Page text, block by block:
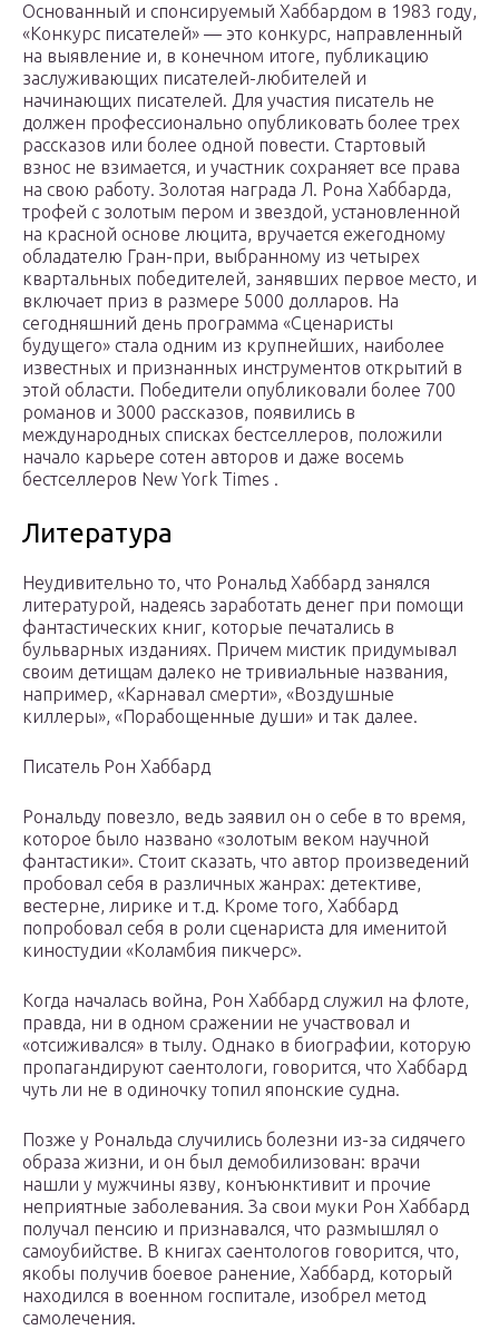
Основанный и спонсируемый Хаббардом в 1983 году,
«Конкурс писателей» — это конкурс, направленный
на выявление и, в конечном итоге, публикацию
заслуживающих писателей-любителей и
начинающих писателей. Для участия писатель не
должен профессионально опубликовать более трех
рассказов или более одной повести. Стартовый
взнос не взимается, и участник сохраняет все права
на свою работу. Золотая награда Л. Рона Хаббарда,
трофей с золотым пером и звездой, установленной
на красной основе люцита, вручается ежегодному
обладателю Гран-при, выбранному из четырех
квартальных победителей, занявших первое место, и
включает приз в размере 5000 долларов. На
сегодняшний день программа «Сценаристы
будущего» стала одним из крупнейших, наиболее
известных и признанных инструментов открытий в
этой области. Победители опубликовали более 700
романов и 3000 рассказов, появились в
международных списках бестселлеров, положили
начало карьере сотен авторов и даже восемь
бестселлеров New York Times .
Литература
Неудивительно то, что Рональд Хаббард занялся
литературой, надеясь заработать денег при помощи
фантастических книг, которые печатались в
бульварных изданиях. Причем мистик придумывал
своим детищам далеко не тривиальные названия,
например, «Карнавал смерти», «Воздушные
киллеры», «Порабощенные души» и так далее.
Писатель Рон Хаббард
Рональду повезло, ведь заявил он о себе в то время,
которое было названо «золотым веком научной
фантастики». Стоит сказать, что автор произведений
пробовал себя в различных жанрах: детективе,
вестерне, лирике и т.д. Кроме того, Хаббард
попробовал себя в роли сценариста для именитой
киностудии «Коламбия пикчерс».
Когда началась война, Рон Хаббард служил на флоте,
правда, ни в одном сражении не участвовал и
«отсиживался» в тылу. Однако в биографии, которую
пропагандируют саентологи, говорится, что Хаббард
чуть ли не в одиночку топил японские судна.
Позже у Рональда случились болезни из-за сидячего
образа жизни, и он был демобилизован: врачи
нашли у мужчины язву, конъюнктивит и прочие
неприятные заболевания. За свои муки Рон Хаббард
получал пенсию и признавался, что размышлял о
самоубийстве. В книгах саентологов говорится, что,
якобы получив боевое ранение, Хаббард, который
находился в военном госпитале, изобрел метод
самолечения.